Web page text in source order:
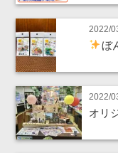
2022/
ぼ
2022/
オリ